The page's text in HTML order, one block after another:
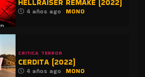
HELLRAISER REMAKE (2022)
4 años ago MONO
CRITICA TERROR
CERDITA (2022)
4 años ago MONO